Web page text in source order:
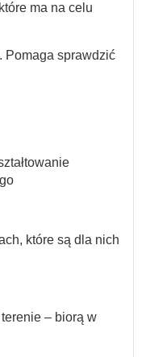
ma na celu
Pomaga sprawdzić
które są dla nich
– biorą w